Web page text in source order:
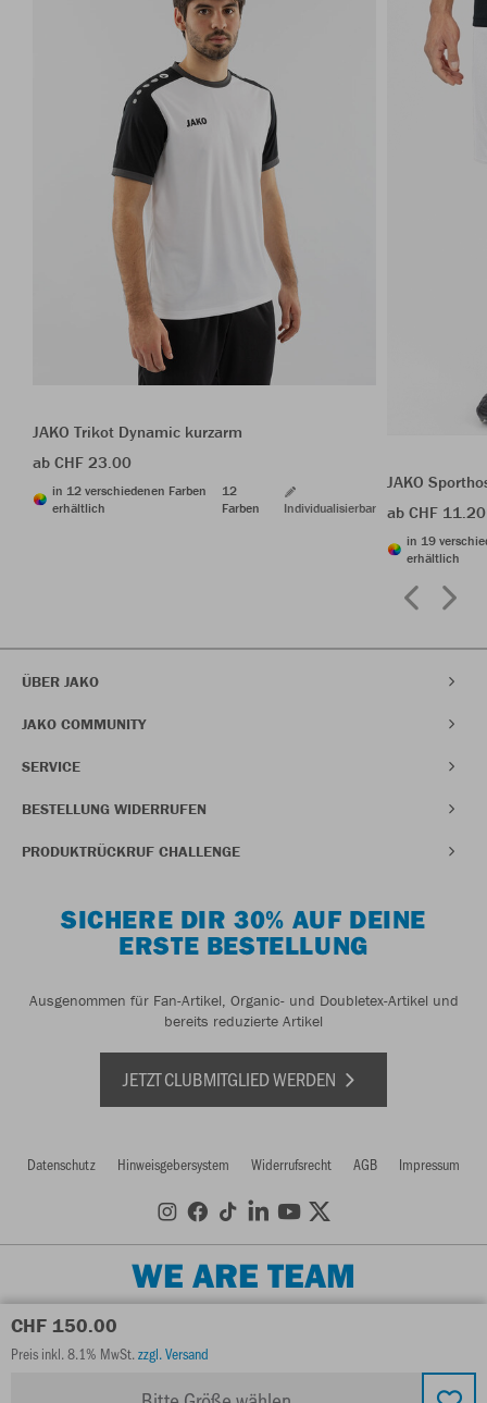
CHF 150.00
Preis inkl. 8.1% MwSt.zzgl. Versand
JAKO Trikot Dynamic kurzarm
ab CHF 23.00
in 12 verschiedenen Farben
erhältlich
12
Farben
Individualisierbar
JAKO
ab CHF 11.20
in 19
erhältlich
ÜBER JAKO
JAKO COMMUNITY
SERVICE
BESTELLUNG WIDERRUFEN
PRODUKTRÜCKRUF CHALLENGE
SICHERE DIR 30% AUF DEINE
ERSTE BESTELLUNG
Ausgenommen für Fan-Artikel, Organic- und Doubletex-Artikel und
bereits reduzierte Artikel
JETZT CLUBMITGLIED WERDEN
Datenschutz Hinweisgebersystem Widerrufsrecht AGB Impressum
WE ARE TEAM